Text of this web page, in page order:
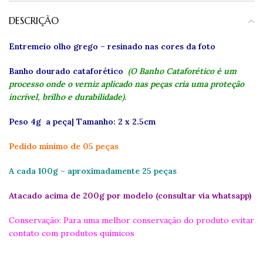
DESCRIÇÃO
Entremeio olho grego – resinado nas cores da foto
Banho dourado cataforético (O Banho Cataforético é um
processo onde o verniz aplicado nas peças cria uma proteção
incrível, brilho e durabilidade).
Peso 4g a peça| Tamanho: 2 x 2.5cm
Pedido mínimo de 05 peças
A cada 100g – aproximadamente 25 peças
Atacado acima de 200g por modelo (consultar via whatsapp)
Conservação: Para uma melhor conservação do produto evitar
contato com produtos químicos